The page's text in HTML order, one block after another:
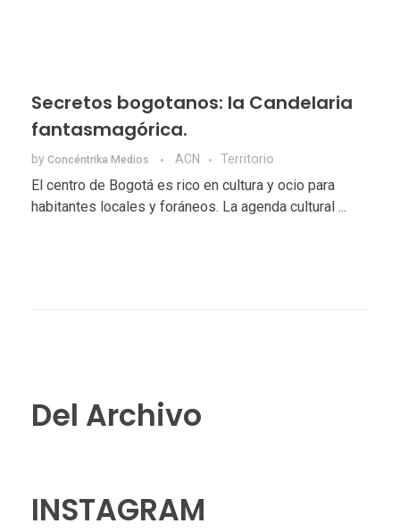
Secretos bogotanos: la Candelaria
fantasmagórica.
by Concéntrika Medios ACN Territorio
El centro de Bogotá es rico en cultura y ocio para
habitantes locales y foráneos. La agenda cultural ...
Del Archivo
INSTAGRAM